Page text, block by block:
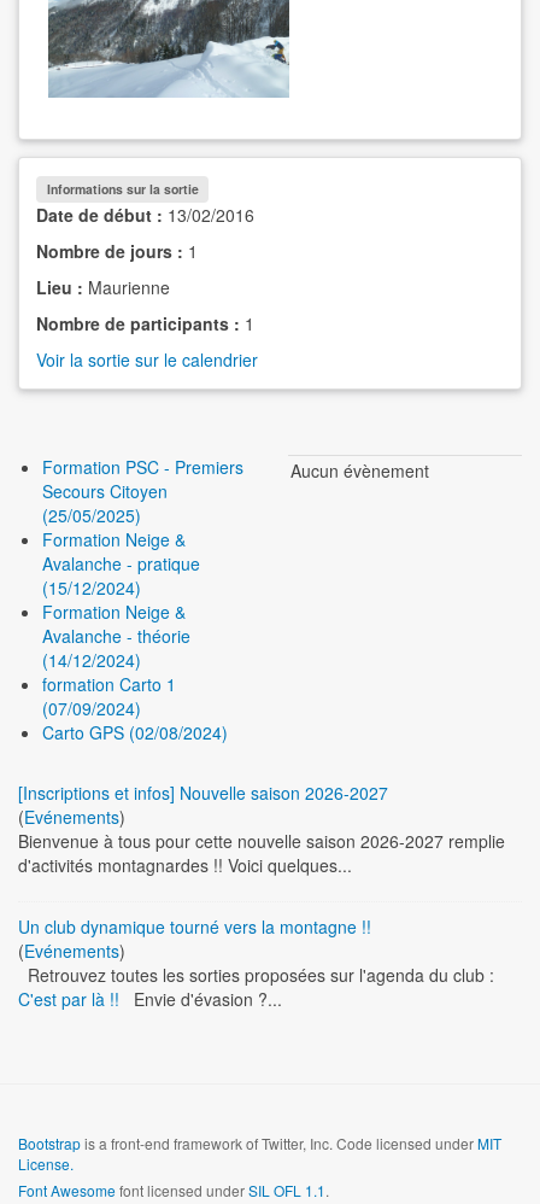
Informations sur la sortie
Date de début : 13/02/2016
Nombre de jours : 1
Lieu : Maurienne
Nombre de participants : 1
Voir la sortie sur le calendrier
Formation PSC - Premiers
Secours Citoyen
(25/05/2025)
Formation Neige &
Avalanche - pratique
(15/12/2024)
Formation Neige &
Avalanche - théorie
(14/12/2024)
formation Carto 1
(07/09/2024)
Carto GPS (02/08/2024)
Aucun évènement
[Inscriptions et infos] Nouvelle saison 2026-2027
(Evénements)
Bienvenue à tous pour cette nouvelle saison 2026-2027 remplie
d'activités montagnardes !! Voici quelques...
Un club dynamique tourné vers la montagne !!
(Evénements)
Retrouvez toutes les sorties proposées sur l'agenda du club :
C'est par là !! Envie d'évasion ?...
Bootstrapis a front-end framework of Twitter, Inc. Code licensed underMIT
License.
Font Awesomefont licensed underSIL OFL 1.1.